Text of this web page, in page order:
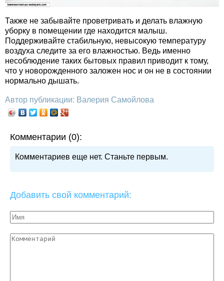
Также не забывайте проветривать и делать влажную
уборку в помещении где находится малыш.
Поддерживайте стабильную, невысокую температуру
воздуха следите за его влажностью. Ведь именно
несоблюдение таких бытовых правил приводит к тому,
что у новорожденного заложен нос и он не в состоянии
нормально дышать.
Автор публикации: Валерия Самойлова
Комментарии (0):
Комментариев еще нет. Станьте первым.
Добавить свой комментарий: